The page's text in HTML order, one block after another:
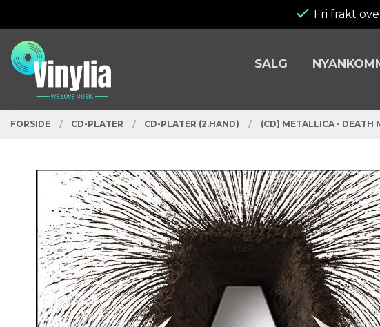
innholdet
Fri frakt
PRODUKTER
SALG
FORSIDE CD-PLATER CD-PLATER (2.HAND) (CD) METALLICA - DEATH